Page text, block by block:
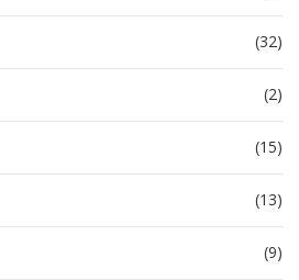
(32)
(2)
(15)
(13)
(9)